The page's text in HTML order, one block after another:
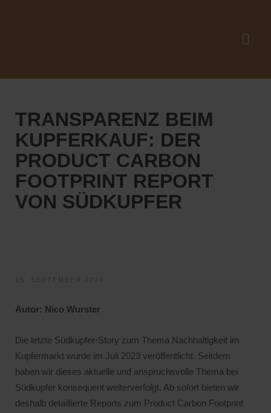
TRANSPARENZ BEIM
KUPFERKAUF: DER
PRODUCT CARBON
FOOTPRINT REPORT
VON SÜDKUPFER
Autor: Nico Wurster
Die letzte Südkupfer-Story zum Thema Nachhaltigkeit im
Kupfermarkt wurde im Juli 2023 veröffentlicht. Seitdem
haben wir dieses aktuelle und anspruchsvolle Thema bei
Südkupfer konsequent weiterverfolgt. Ab sofort bieten wir
deshalb detaillierte Reports zum Product Carbon Footprint